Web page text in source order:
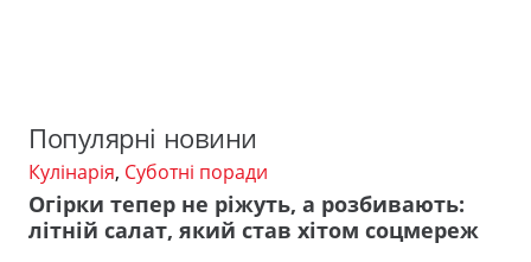
Популярні новини
Кулінарія, Суботні поради
Огірки тепер не ріжуть, а розбивають:
літній салат, який став хітом соцмереж